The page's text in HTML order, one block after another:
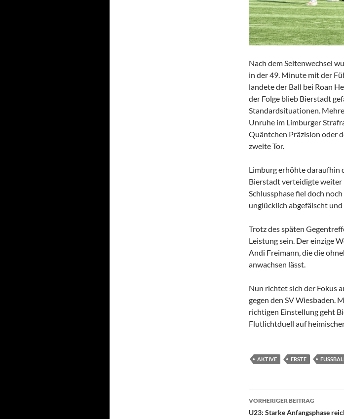
Nach dem Seitenwechsel
in der 49. Minute mit der
landete der Ball bei Roan
der Folge blieb Bierstadt
Standardsituationen.
Unruhe im Limburger
Quäntchen Präzision oder
zweite Tor.
Limburg erhöhte daraufhin
Bierstadt verteidigte weiter
Schlussphase fiel doch
unglücklich abgefälscht
Trotz des späten
Leistung sein. Der einzige
Andi Freimann, die die
anwachsen lässt.
Nun richtet sich der Fokus
gegen den SV Wiesbaden.
richtigen Einstellung geht
Flutlichtduell auf
AKTIVE ERSTE
VORHERIGER BEITRAG
U23: Starke Anfangsphase